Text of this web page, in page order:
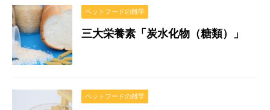
ペットフードの雑学
三大栄養素「炭水化物（糖類）」
ペットフードの雑学